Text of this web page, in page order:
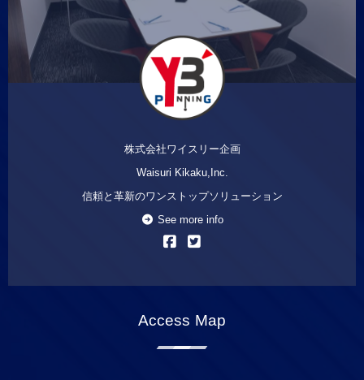
株式会社ワイスリー企画
Waisuri Kikaku,Inc.
信頼と革新のワンストップソリューション
See more info
Access Map